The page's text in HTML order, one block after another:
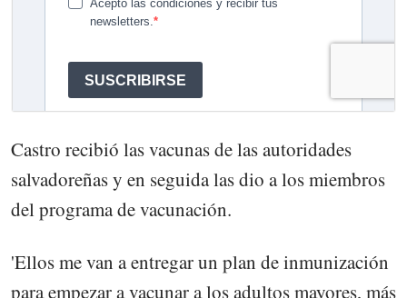
Castro recibió las vacunas de las autoridades
salvadoreñas y en seguida las dio a los miembros
del programa de vacunación.
'Ellos me van a entregar un plan de inmunización
para empezar a vacunar a los adultos mayores, más